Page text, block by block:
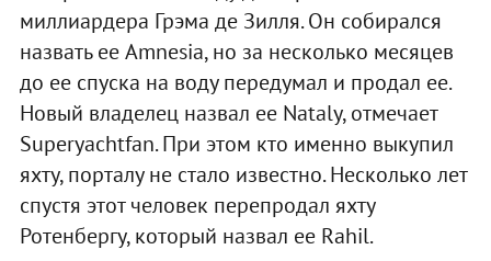
миллиардера Грэма де Зилля. Он собирался
назвать ее Amnesia, но за несколько месяцев
до ее спуска на воду передумал и продал ее.
Новый владелец назвал ее Nataly, отмечает
Superyachtfan. При этом кто именно выкупил
яхту, порталу не стало известно. Несколько лет
спустя этот человек перепродал яхту
Ротенбергу, который назвал ее Rahil.